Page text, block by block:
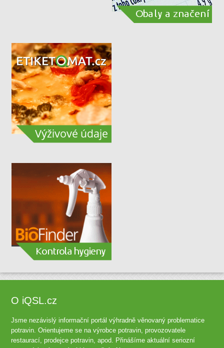
O iQSL.cz
Jsme nezávislý informační portál výhradně věnovaný problematice
potravin. Orientujeme se na výrobce potravin, provozovatele
restaurací, prodejce potravin, apod. Přinášíme aktuální seriozní